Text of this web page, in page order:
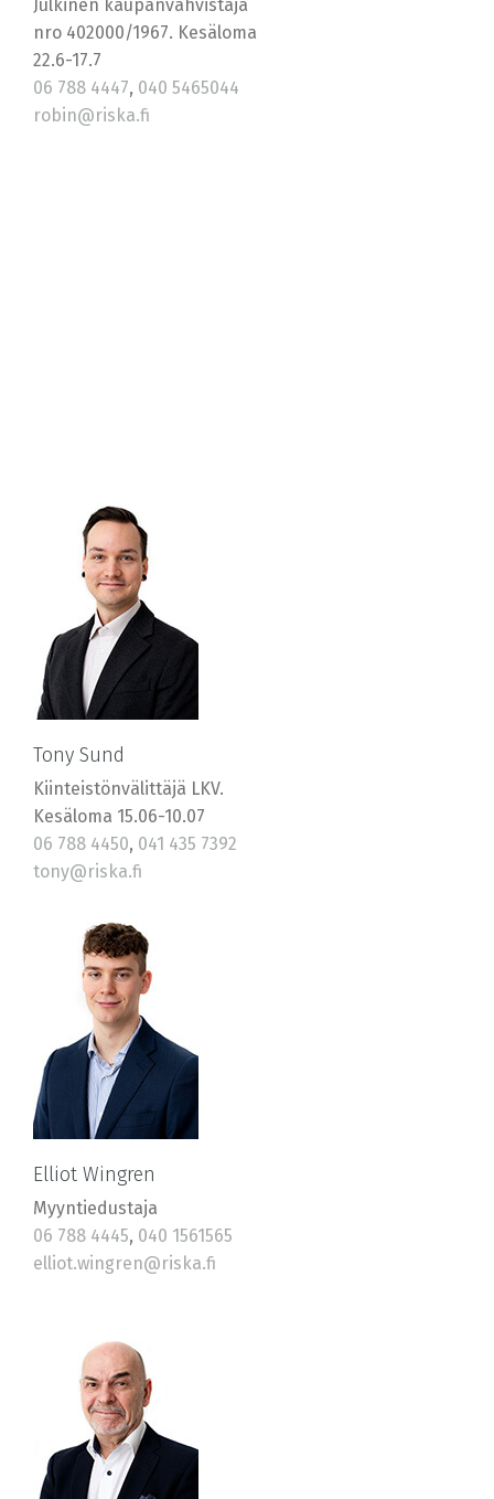
Julkinen kaupanvahvistaja
nro 402000/1967. Kesäloma
22.6-17.7
06 788 4447, 040 5465044
robin@riska.fi
Tony Sund
Kiinteistönvälittäjä LKV.
Kesäloma 15.06-10.07
06 788 4450, 041 435 7392
tony@riska.fi
Elliot Wingren
Myyntiedustaja
06 788 4445, 040 1561565
elliot.wingren@riska.fi